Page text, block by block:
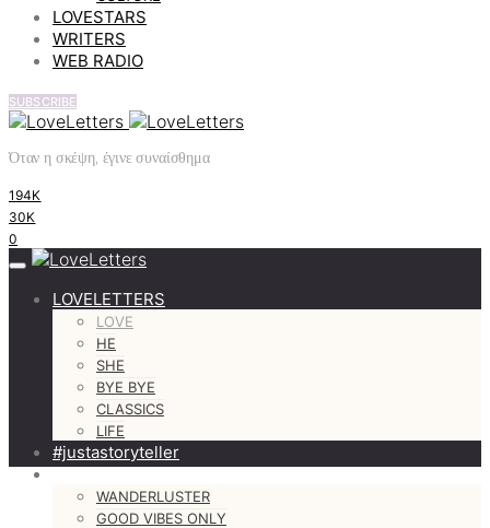
LOVESTARS
WRITERS
WEB RADIO
SUBSCRIBE
Όταν η σκέψη, έγινε συναίσθημα
194K
30K
0
LOVELETTERS
LOVE
HE
SHE
BYE BYE
CLASSICS
LIFE
#justastoryteller
MORE
WANDERLUSTER
GOOD VIBES ONLY